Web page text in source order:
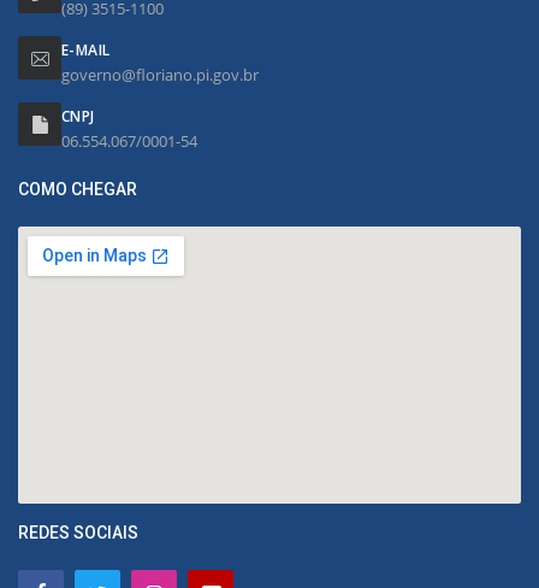
(89) 3515-1100
E-MAIL
governo@floriano.pi.gov.br
CNPJ
06.554.067/0001-54
COMO CHEGAR
REDES SOCIAIS